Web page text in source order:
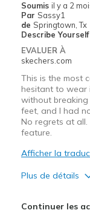
Soumis il y a 2
Par Sassy1
de Springtown, Tx
Describe Yourself
EVALUER À
skechers.com
This is the most
hesitant to
without breaking
feet, and I had
No regrets at all.
feature.
Afficher la
Plus de détails
Continuer les